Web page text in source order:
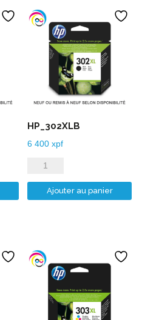
HP_302XLB
6 400xpf
quantité
de
HP_302XLB
Ajouter au panier